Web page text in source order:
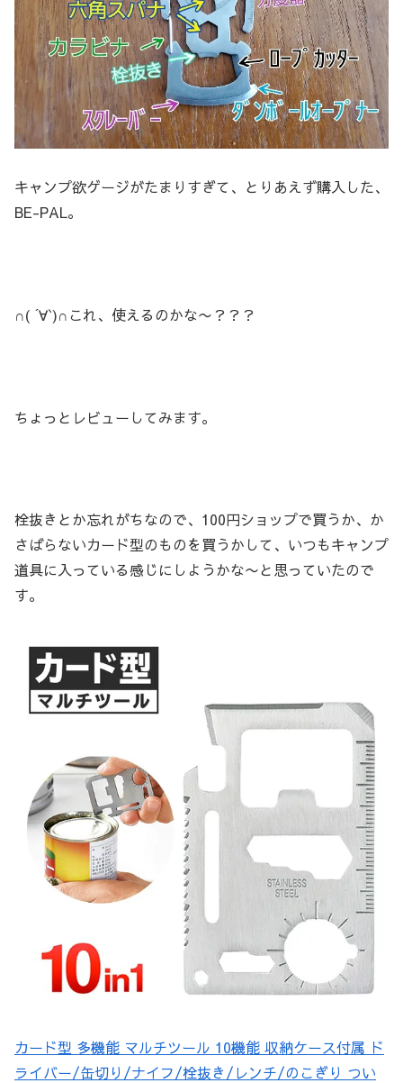
キャンプ欲ゲージがたまりすぎて、とりあえず購入した、
BE-PAL。
∩( ´∀`)∩これ、使えるのかな〜？？？
ちょっとレビューしてみます。
栓抜きとか忘れがちなので、100円ショップで買うか、か
さばらないカード型のものを買うかして、いつもキャンプ
道具に入っている感じにしようかな〜と思っていたので
す。
カード型 多機能 マルチツール 10機能 収納ケース付属 ド
ライバー/缶切り/ナイフ/栓抜き/レンチ/のこぎり つい